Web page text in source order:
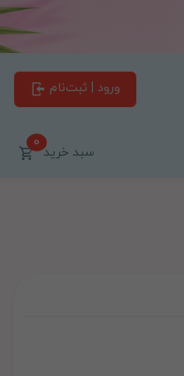
ورود | ثبت‌نام
سبد خرید0